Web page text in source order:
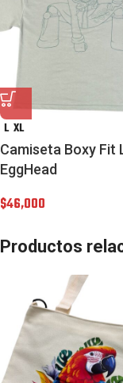
L XL
Camiseta Boxy Fit
EggHead
$46,000
Productos